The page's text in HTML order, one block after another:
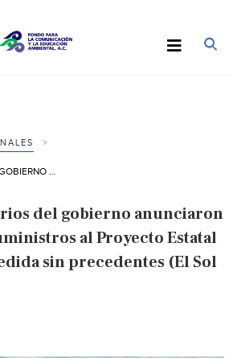
del gobierno anunciaron
al Proyecto Estatal
sin precedentes (El Sol